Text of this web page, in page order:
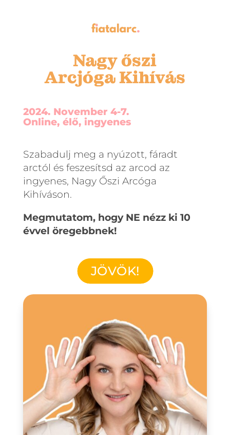
Nagy őszi
Arcjóga Kihívás
2024. November 4-7.
Online, élő, ingyenes
Szabadulj meg a nyúzott, fáradt
arctól és feszesítsd az arcod az
ingyenes, Nagy Őszi Arcóga
Kihíváson.
Megmutatom, hogy NE nézz ki 10
évvel öregebbnek!
JÖVÖK!